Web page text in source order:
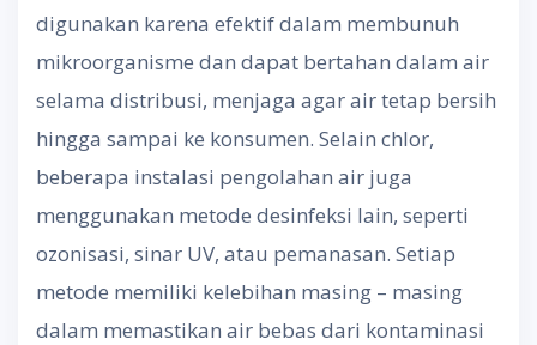
digunakan karena efektif dalam membunuh
mikroorganisme dan dapat bertahan dalam air
selama distribusi, menjaga agar air tetap bersih
hingga sampai ke konsumen. Selain chlor,
beberapa instalasi pengolahan air juga
menggunakan metode desinfeksi lain, seperti
ozonisasi, sinar UV, atau pemanasan. Setiap
metode memiliki kelebihan masing – masing
dalam memastikan air bebas dari kontaminasi